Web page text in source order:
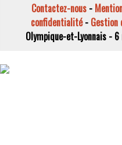
Contactez-nous -
confidentialité- Gestion
Olympique-et-Lyonnais -